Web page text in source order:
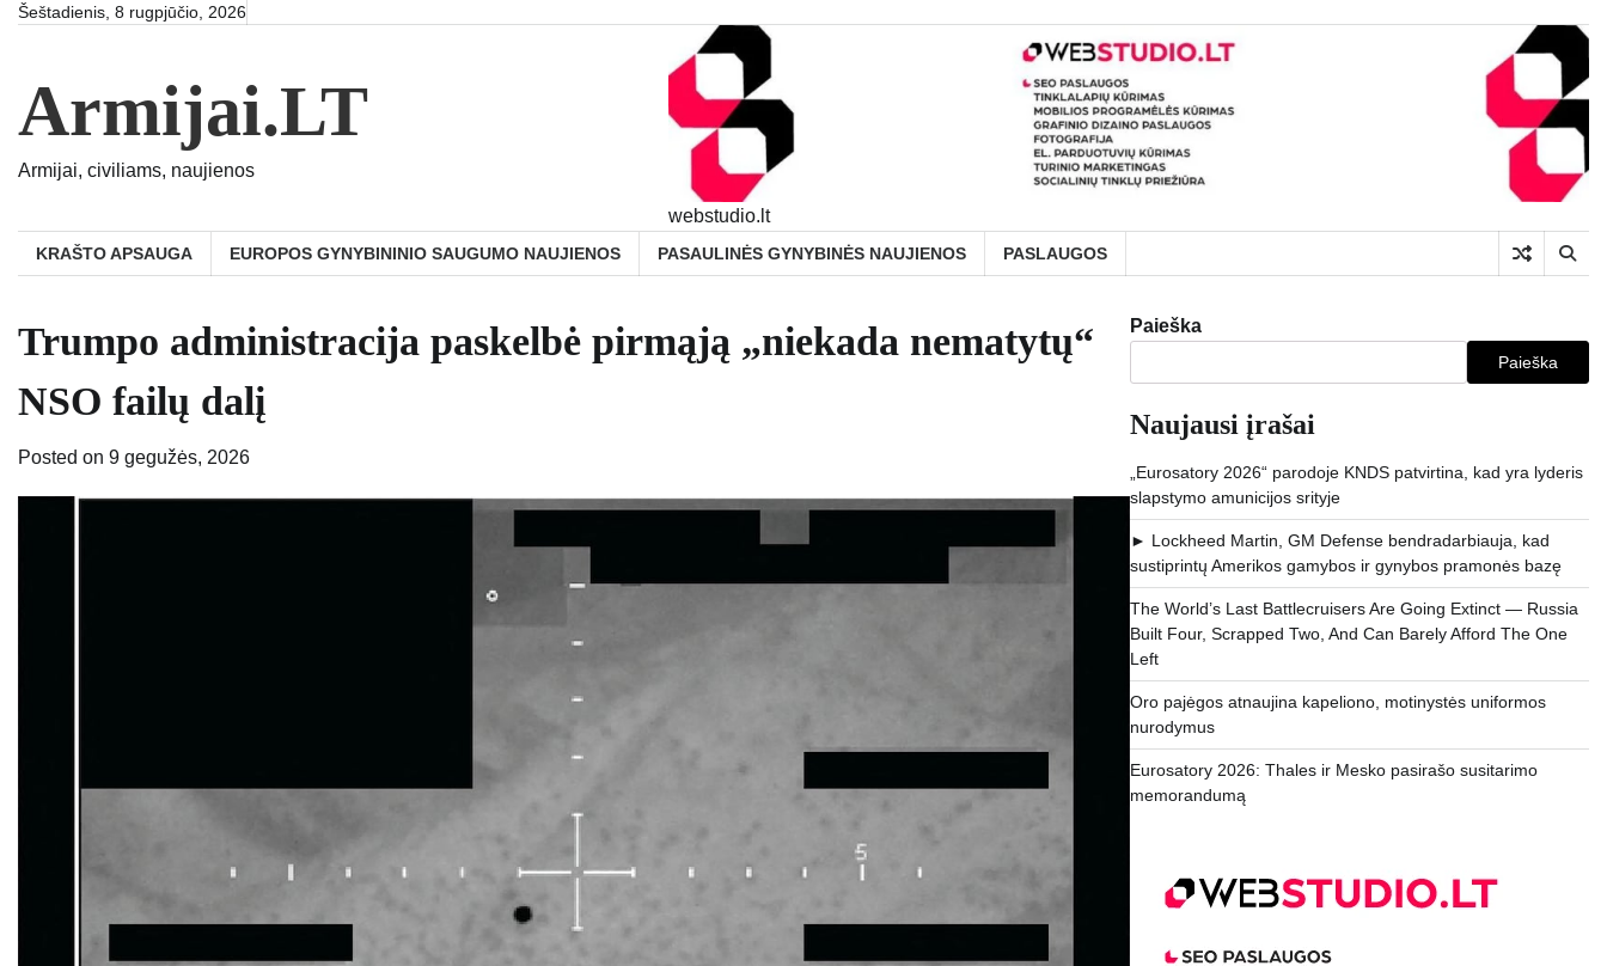
SkipŠeštadienis, 8 rugpjūčio, 2026
Armijai.LT
Armijai, civiliams, naujienos
webstudio.lt
KRAŠTO APSAUGA EUROPOS GYNYBININIO SAUGUMO NAUJIENOS PASAULINĖS GYNYBINĖS NAUJIENOS PASLAUGOS
Trumpo administracija paskelbė pirmąją „niekada nematytų“
NSO failų dalį
Posted on 9 gegužės, 2026
Paieška
Paieška
Naujausi įrašai
„Eurosatory 2026“ parodoje KNDS patvirtina, kad yra lyderis
slapstymo amunicijos srityje
► Lockheed Martin, GM Defense bendradarbiauja, kad
sustiprintų Amerikos gamybos ir gynybos pramonės bazę
The World’s Last Battlecruisers Are Going Extinct — Russia
Built Four, Scrapped Two, And Can Barely Afford The One
Left
Oro pajėgos atnaujina kapeliono, motinystės uniformos
nurodymus
Eurosatory 2026: Thales ir Mesko pasirašo susitarimo
memorandumą